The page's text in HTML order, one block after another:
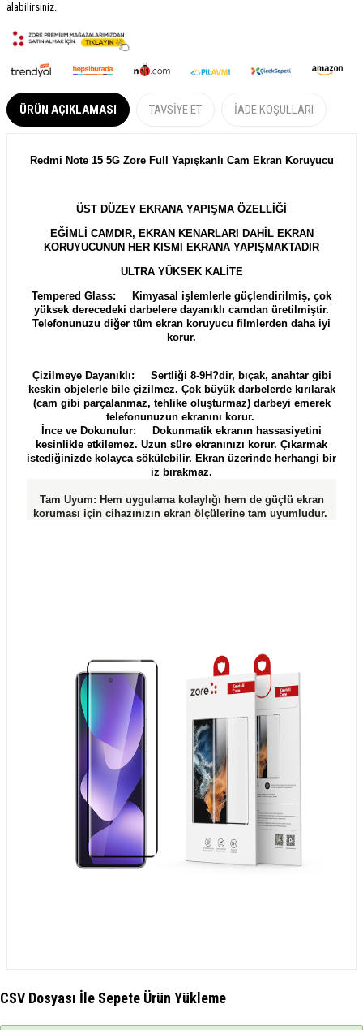
alabilirsiniz.
ÜRÜN AÇIKLAMASI TAVSIYE ET İADE KOŞULLARI
Redmi Note 15 5G Zore Full Yapışkanlı Cam Ekran Koruyucu
ÜST DÜZEY EKRANA YAPIŞMA ÖZELLİĞİ
EĞİMLİ CAMDIR, EKRAN KENARLARI DAHİL EKRAN
KORUYUCUNUN HER KISMI EKRANA YAPIŞMAKTADIR
ULTRA YÜKSEK KALİTE
Tempered Glass: Kimyasal işlemlerle güçlendirilmiş, çok
yüksek derecedeki darbelere dayanıklı camdan üretilmiştir.
Telefonunuzu diğer tüm ekran koruyucu filmlerden daha iyi
korur.
Çizilmeye Dayanıklı: Sertliği 8-9H?dir, bıçak, anahtar gibi
keskin objelerle bile çizilmez. Çok büyük darbelerde kırılarak
(cam gibi parçalanmaz, tehlike oluşturmaz) darbeyi emerek
telefonunuzun ekranını korur.
İnce ve Dokunulur: Dokunmatik ekranın hassasiyetini
kesinlikle etkilemez. Uzun süre ekranınızı korur. Çıkarmak
istediğinizde kolayca sökülebilir. Ekran üzerinde herhangi bir
iz bırakmaz.
Tam Uyum: Hem uygulama kolaylığı hem de güçlü ekran
koruması için cihazınızın ekran ölçülerine tam uyumludur.
CSV Dosyası İle Sepete Ürün Yükleme